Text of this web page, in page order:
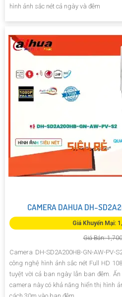
hình ảnh sắc nét cả ngày và đêm
CAMERA DAHUA DH-
Giá Khuyến Mại:
Giá Bán:
Camera DH-SD2A200HB-GN-AW-
công nghệ hình ảnh sắc nét Full HD
tuyệt vời cả ban ngày lẫn ban đêm.
camera này có khả năng hiển thị hình